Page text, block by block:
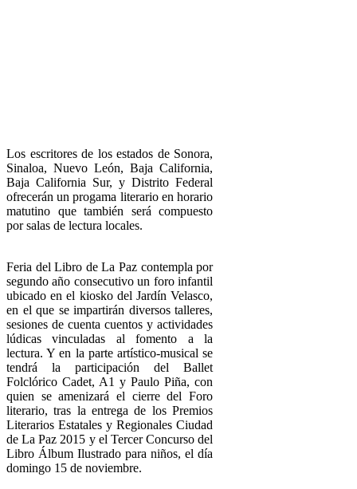
Los escritores de los estados de Sonora,
Sinaloa, Nuevo León, Baja California,
Baja California Sur, y Distrito Federal
ofrecerán un progama literario en horario
matutino que también será compuesto
por salas de lectura locales.
Feria del Libro de La Paz contempla por
segundo año consecutivo un foro infantil
ubicado en el kiosko del Jardín Velasco,
en el que se impartirán diversos talleres,
sesiones de cuenta cuentos y actividades
lúdicas vinculadas al fomento a la
lectura. Y en la parte artístico-musical se
tendrá la participación del Ballet
Folclórico Cadet, A1 y Paulo Piña, con
quien se amenizará el cierre del Foro
literario, tras la entrega de los Premios
Literarios Estatales y Regionales Ciudad
de La Paz 2015 y el Tercer Concurso del
Libro Álbum Ilustrado para niños, el día
domingo 15 de noviembre.